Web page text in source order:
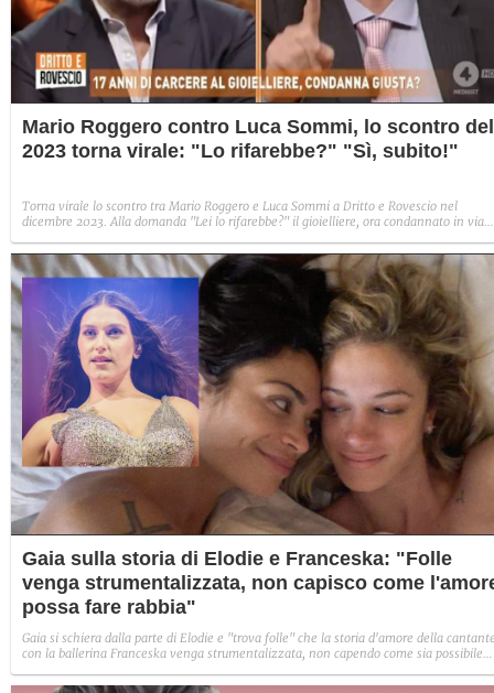
Mario Roggero contro Luca Sommi, lo scontro del
2023 torna virale: "Lo rifarebbe?" "Sì, subito!"
Torna virale lo scontro tra Mario Roggero e Luca Sommi a Dritto e Rovescio nel
dicembre 2023. Alla domanda "Lei lo rifarebbe?" il gioielliere, ora condannato in via
Gaia sulla storia di Elodie e Franceska: "Folle
venga strumentalizzata, non capisco come
possa fare rabbia"
Gaia si schiera dalla parte di Elodie e "trova folle" che la storia d'amore della
con la ballerina Franceska venga strumentalizzata, non capendo come sia possibile